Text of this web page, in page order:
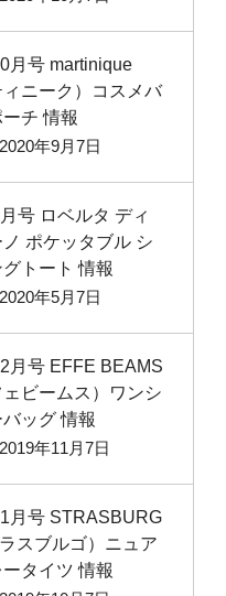
月号 martinique
ィニーク）コスメバ
チ 情報
年9月7日
号 ロベルタ ディ
ポケッタブル シ
グトート 情報
年5月7日
月号 EFFE BEAMS
ェビームス）ワンシ
バッグ 情報
年11月7日
月号 STRASBURG
スブルゴ）ニュア
タイツ 情報